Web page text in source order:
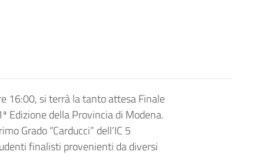
16:00, si terrà la tanto attesa Finale
Edizione della Provincia di Modena.
Grado “Carducci” dell’IC 5
finalisti provenienti da diversi